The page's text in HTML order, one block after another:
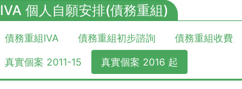
IVA 個人自願安排(債務重組)
債務重組IVA 債務重組初步諮詢 債務重組收費
真實個案 2011-15
真實個案 2016 起